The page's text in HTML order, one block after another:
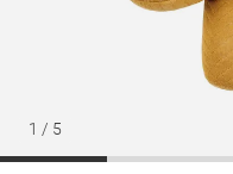
1 / 5